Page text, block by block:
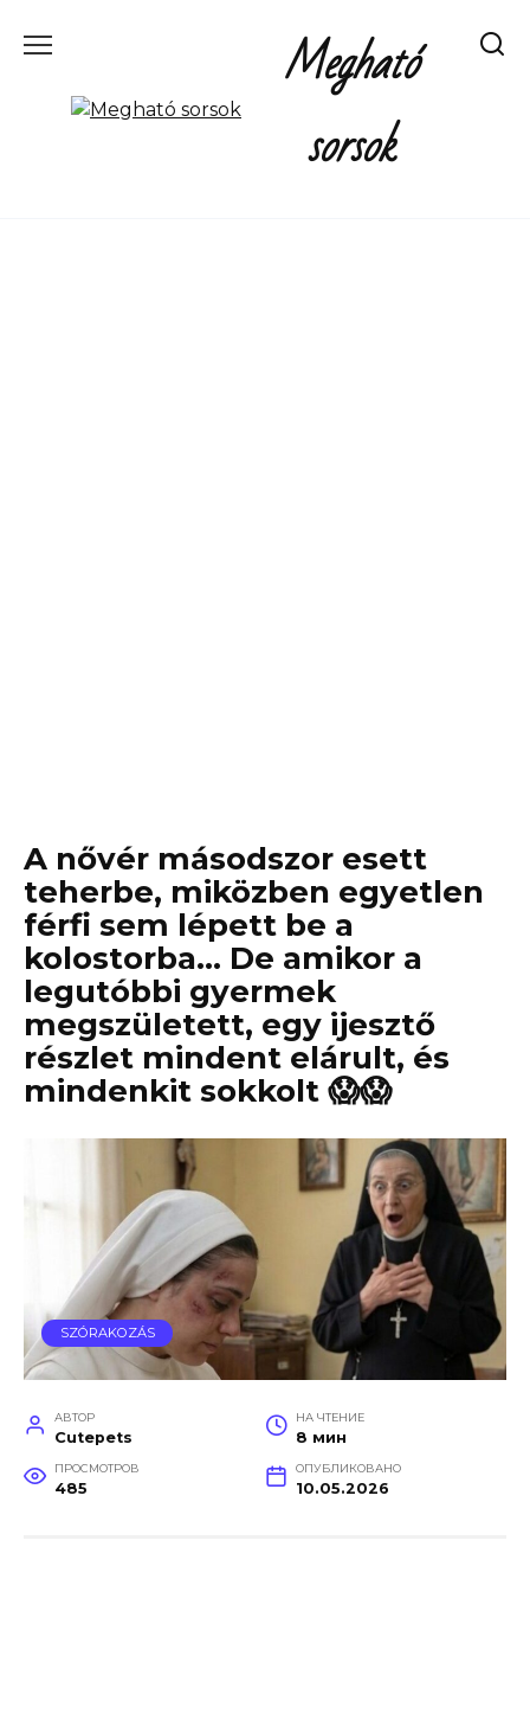
Megható
sorsok
A nővér másodszor esett
teherbe, miközben egyetlen
férfi sem lépett be a
kolostorba… De amikor a
legutóbbi gyermek
megszületett, egy ijesztő
részlet mindent elárult, és
mindenkit sokkolt 😱😱
SZÓRAKOZÁS
АВТОР
Cutepets
НА ЧТЕНИЕ
8 мин
ПРОСМОТРОВ
485
ОПУБЛИКОВАНО
10.05.2026